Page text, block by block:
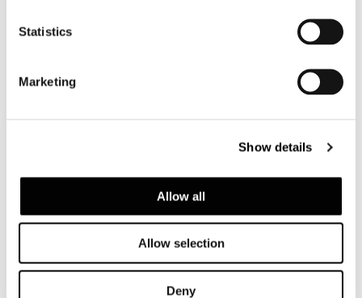
Statistics
Marketing
Show details
Allow all
Allow selection
Deny